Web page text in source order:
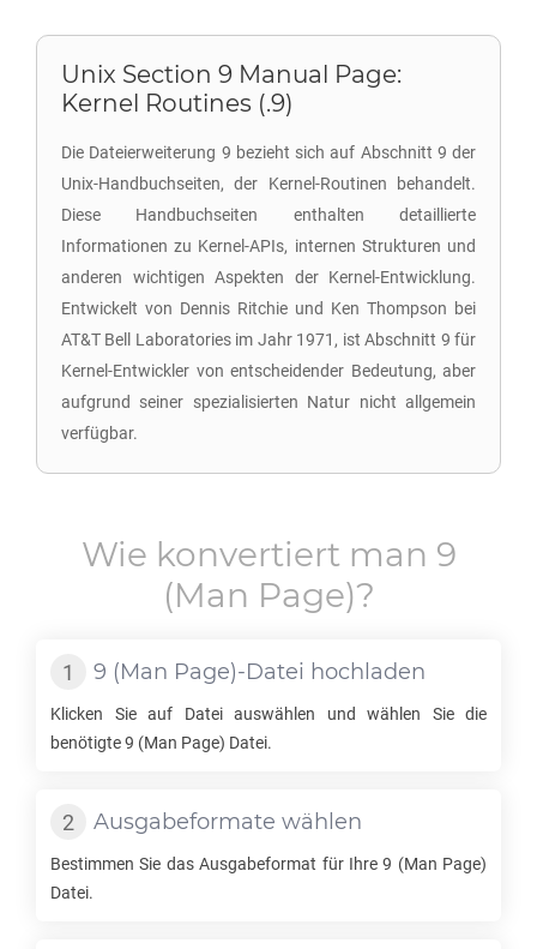
Unix Section 9 Manual Page:
Kernel Routines (.9)
Die Dateierweiterung 9 bezieht sich auf Abschnitt 9 der
Unix-Handbuchseiten, der Kernel-Routinen behandelt.
Diese Handbuchseiten enthalten detaillierte
Informationen zu Kernel-APIs, internen Strukturen und
anderen wichtigen Aspekten der Kernel-Entwicklung.
Entwickelt von Dennis Ritchie und Ken Thompson bei
AT&T Bell Laboratories im Jahr 1971, ist Abschnitt 9 für
Kernel-Entwickler von entscheidender Bedeutung, aber
aufgrund seiner spezialisierten Natur nicht allgemein
verfügbar.
Wie konvertiert man 9
(Man Page)?
9 (Man Page)-Datei hochladen
Klicken Sie auf Datei auswählen und wählen Sie die
benötigte9 (Man Page) Datei.
Ausgabeformate wählen
Bestimmen Sie das Ausgabeformat für Ihre9 (Man Page)
Datei.